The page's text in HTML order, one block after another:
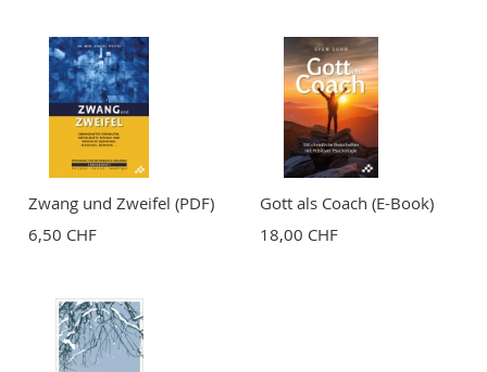
Zwang und Zweifel (PDF)
6,50 CHF
Gott als Coach (E-Book)
18,00 CHF